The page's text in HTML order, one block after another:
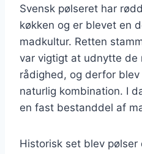
Svensk pølseret har
køkken og er blevet en
madkultur. Retten
var vigtigt at udnytte de
rådighed, og derfor
naturlig kombination. I
en fast bestanddel af
Historisk set blev